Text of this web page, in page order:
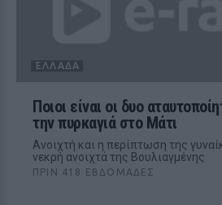
ΕΛΛΆΔΑ
Ποιοι είναι οι δυο
την πυρκαγιά στο Μάτι
Ανοιχτή και η περίπτωση της
νεκρή ανοιχτά της Βουλιαγμένης
ΠΡΙΝ 418 ΕΒΔΟΜΆΔΕΣ